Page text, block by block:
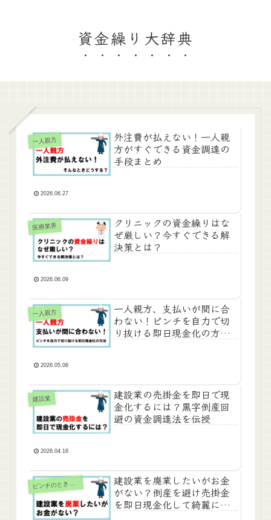
資金繰り大辞典
一人親方
外注費が払えない！一人親
方がすぐできる資金調達の
手段まとめ
2026.06.27
医療業界
クリニックの資金繰りはな
ぜ厳しい？今すぐできる解
決策とは？
2026.06.09
一人親方
一人親方、支払いが間に合
わない！ピンチを自力で切
り抜ける即日現金化の方法
2026.05.06
建設業
建設業の売掛金を即日で現
金化するには？黒字倒産回
避の資金調達法を伝授
2026.04.16
ピ
ンチのときの対策
建設業を廃業したいがお金
がない？倒産を避け売掛金
を即日現金化して綺麗に辞